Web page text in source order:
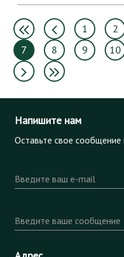
1 2
7
8 9 10
Напишите нам
Оставьте свое
Введите ваш e-mail
Введите ваше сообщение